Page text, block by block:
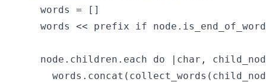
  words = []
  words << prefix if node.is_end_of_word
node.children.each do |char,